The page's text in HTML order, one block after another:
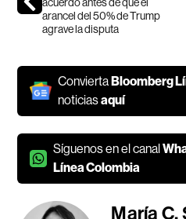
arancel del 50% de Trump
agrave la disputa
ConviertaBloomberg
noticiasaquí
Síguenos en el canal
Línea Colombia
María C.